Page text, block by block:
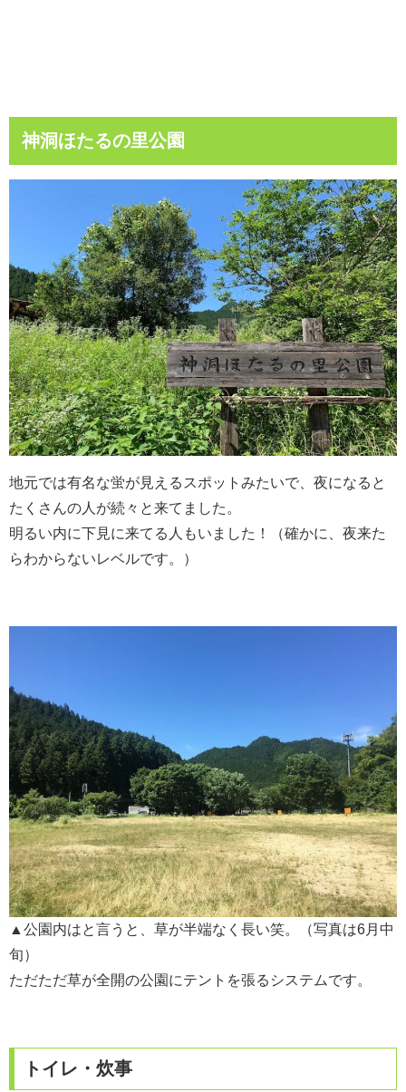
神洞ほたるの里公園
地元では有名な蛍が見えるスポットみたいで、夜になると
たくさんの人が続々と来てました。
明るい内に下見に来てる人もいました！（確かに、夜来た
らわからないレベルです。）
▲公園内はと言うと、草が半端なく長い笑。（写真は6月中
旬）
ただただ草が全開の公園にテントを張るシステムです。
トイレ・炊事